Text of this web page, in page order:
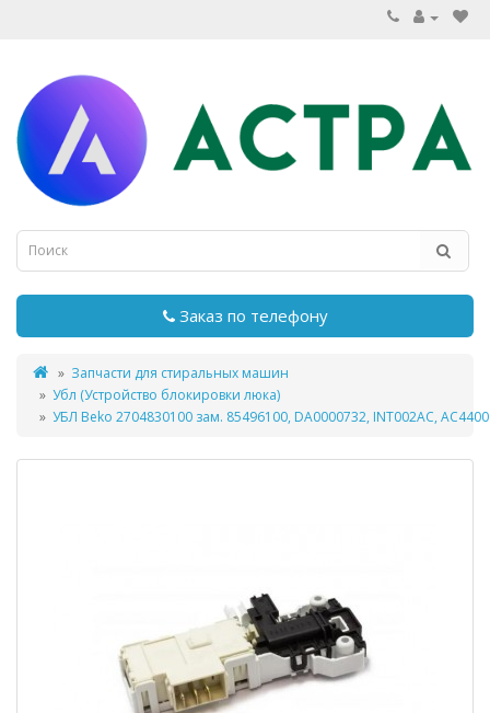
Заказ по телефону
Запчасти для стиральных машин
Убл (Устройство блокировки люка)
УБЛ Beko 2704830100 зам. 85496100, DA0000732, INT002AC, AC4400